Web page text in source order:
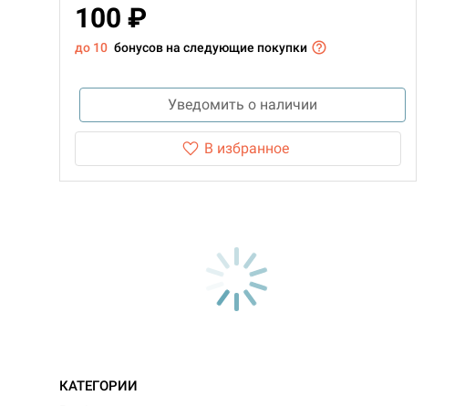
100 ₽
до 10 бонусов на следующие покупки
Уведомить о наличии
В избранное
КАТЕГОРИИ